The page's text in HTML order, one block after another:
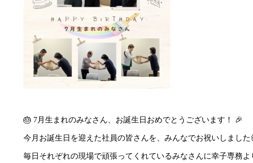
🎂 7月生まれのみなさん、お誕生日おめでとうございます！ 🎉
今月お誕生日を迎えた社員の皆さんを、みんなでお祝いしました
毎日それぞれの現場で頑張ってくれているみなさんに幸子専務よ